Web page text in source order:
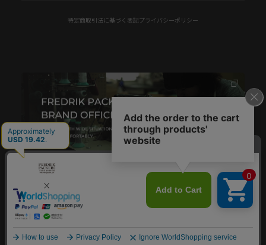
特定商取引法に基づく表記プライバシーポリシー